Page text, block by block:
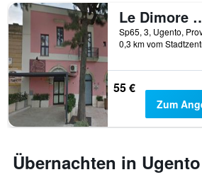
Le
0,3 km vom
55 €
Zum
Übernachten in Ugento